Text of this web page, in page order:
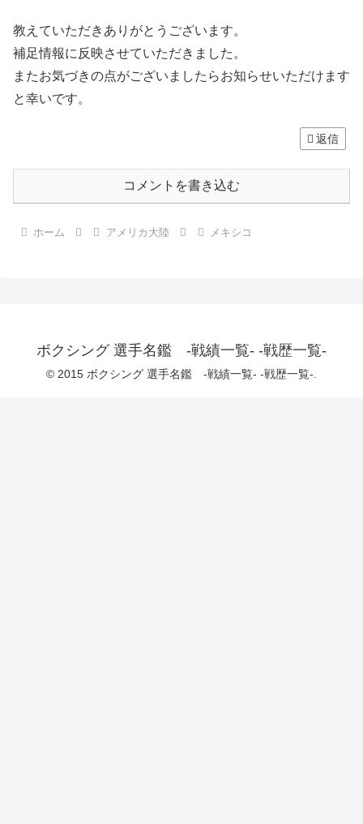
教えていただきありがとうございます。
補足情報に反映させていただきました。
またお気づきの点がございましたらお知らせいただけます
と幸いです。
返信
コメントを書き込む
ホーム アメリカ大陸 メキシコ
ボクシング 選手名鑑 -戦績一覧- -戦歴一覧-
© 2015 ボクシング 選手名鑑 -戦績一覧- -戦歴一覧-.